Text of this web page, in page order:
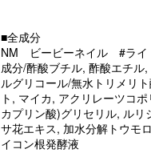
■全成分
NM ビービーネイル #ライ
成分/酢酸ブチル, 酢酸エチ
ルグリコール/無水トリメリ
ト, マイカ, アクリレーツコ
カプリン酸)グリセリル, ル
サ花エキス, 加水分解トウモ
イコン根発酵液